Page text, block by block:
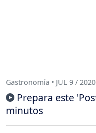
Gastronomía • JUL 9 / 2020
Prepara este
minutos